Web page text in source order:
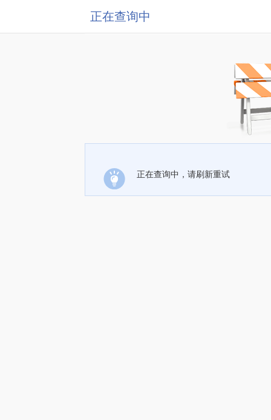
正在查询中
正在查询中，请刷新重试